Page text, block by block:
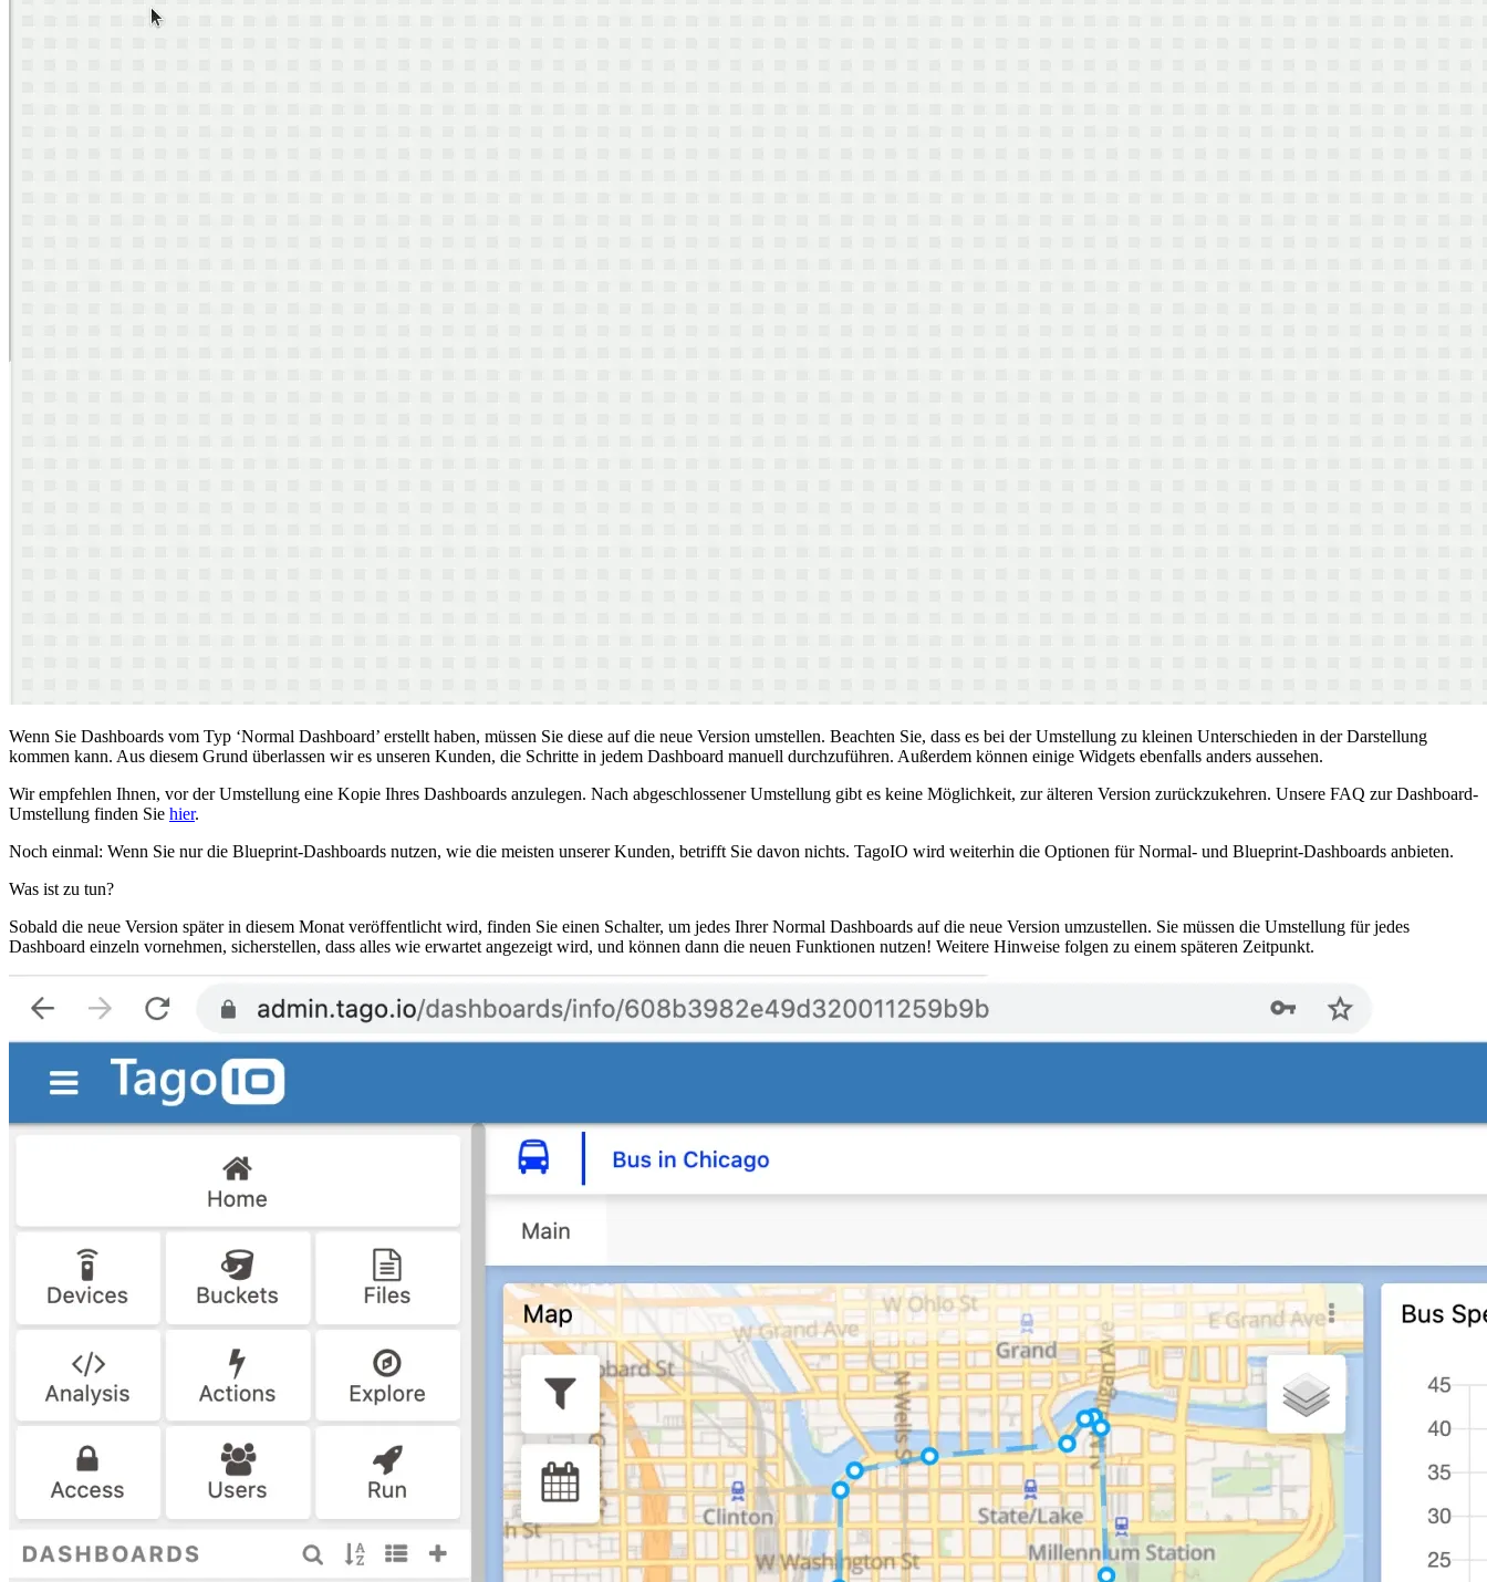
Wenn Sie Dashboards vom Typ ‘Normal Dashboard’ erstellt haben, müssen Sie diese auf die neue Version umstellen. Beachten Sie, dass es bei der Umstellung zu kleinen Unterschieden in der Darstellung
kommen kann. Aus diesem Grund überlassen wir es unseren Kunden, die Schritte in jedem Dashboard manuell durchzuführen. Außerdem können einige Widgets ebenfalls anders aussehen.
Wir empfehlen Ihnen, vor der Umstellung eine Kopie Ihres Dashboards anzulegen. Nach abgeschlossener Umstellung gibt es keine Möglichkeit, zur älteren Version zurückzukehren. Unsere FAQ zur Dashboard-
Umstellung finden Sie hier.
Noch einmal: Wenn Sie nur die Blueprint-Dashboards nutzen, wie die meisten unserer Kunden, betrifft Sie davon nichts. TagoIO wird weiterhin die Optionen für Normal- und Blueprint-Dashboards anbieten.
Was ist zu tun?
Sobald die neue Version später in diesem Monat veröffentlicht wird, finden Sie einen Schalter, um jedes Ihrer Normal Dashboards auf die neue Version umzustellen. Sie müssen die Umstellung für jedes
Dashboard einzeln vornehmen, sicherstellen, dass alles wie erwartet angezeigt wird, und können dann die neuen Funktionen nutzen! Weitere Hinweise folgen zu einem späteren Zeitpunkt.